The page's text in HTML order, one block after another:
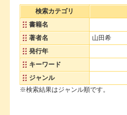
検索カテゴリ
書籍名
著者名
山田希
発行年
キーワード
ジャンル
※検索結果はジャンル順です。